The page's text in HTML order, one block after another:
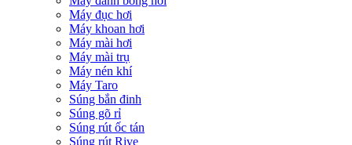
Máy đục hơi
Máy khoan hơi
Máy mài hơi
Máy mài trụ
Máy nén khí
Máy Taro
Súng bắn đinh
Súng gõ rỉ
Súng rút ốc tán
Súng rút Rive